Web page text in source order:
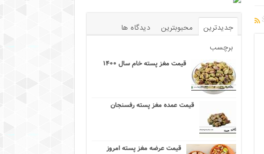
جدیدترین محبوبترین
دیدگاه ها
برچسب
قیمت مغز پسته خام سال ۱۴۰۰
قیمت عمده مغز پسته رفسنجان
قیمت عرضه مغز پسته امروز